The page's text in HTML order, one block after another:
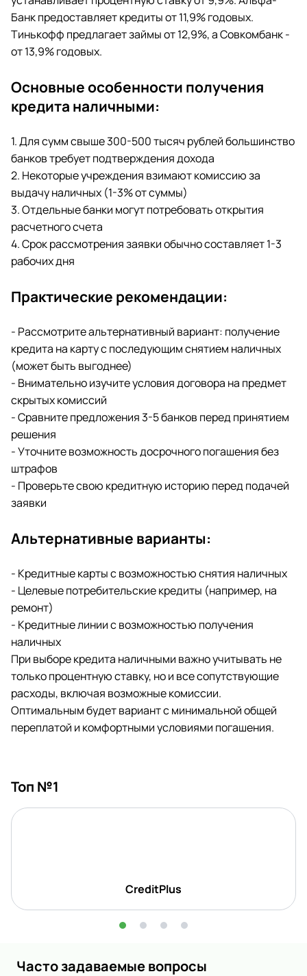
Банк предоставляет кредиты от 11,9% годовых.
Тинькофф предлагает займы от 12,9%, а Совкомбанк -
от 13,9% годовых.
Основные особенности получения
кредита наличными:
1. Для сумм свыше 300-500 тысяч рублей большинство
банков требует подтверждения дохода
2. Некоторые учреждения взимают комиссию за
выдачу наличных (1-3% от суммы)
3. Отдельные банки могут потребовать открытия
расчетного счета
4. Срок рассмотрения заявки обычно составляет 1-3
рабочих дня
Практические рекомендации:
- Рассмотрите альтернативный вариант: получение
кредита на карту с последующим снятием наличных
(может быть выгоднее)
- Внимательно изучите условия договора на предмет
скрытых комиссий
- Сравните предложения 3-5 банков перед принятием
решения
- Уточните возможность досрочного погашения без
штрафов
- Проверьте свою кредитную историю перед подачей
заявки
Альтернативные варианты:
- Кредитные карты с возможностью снятия наличных
- Целевые потребительские кредиты (например, на
ремонт)
- Кредитные линии с возможностью получения
наличных
При выборе кредита наличными важно учитывать не
только процентную ставку, но и все сопутствующие
расходы, включая возможные комиссии.
Оптимальным будет вариант с минимальной общей
переплатой и комфортными условиями погашения.
Топ №1
CreditPlus
Часто задаваемые вопросы